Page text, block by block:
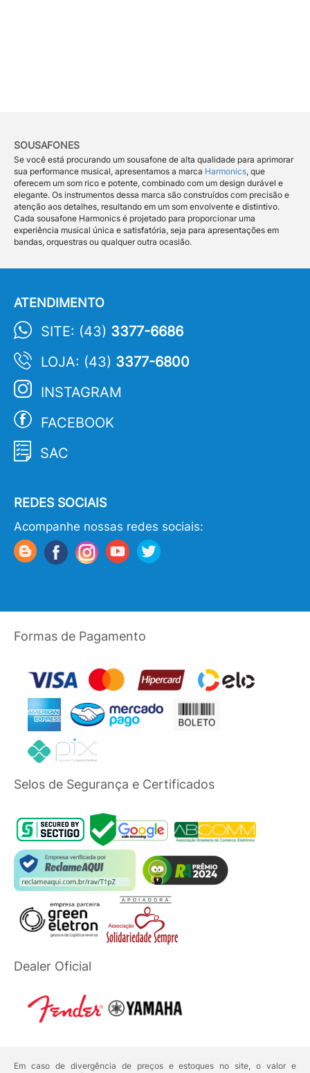
SOUSAFONES
Se você está procurando um sousafone de alta qualidade para aprimorar
sua performance musical, apresentamos a marca Harmonics, que
oferecem um som rico e potente, combinado com um design durável e
elegante. Os instrumentos dessa marca são construídos com precisão e
atenção aos detalhes, resultando em um som envolvente e distintivo.
Cada sousafone Harmonics é projetado para proporcionar uma
experiência musical única e satisfatória, seja para apresentações em
bandas, orquestras ou qualquer outra ocasião.
ATENDIMENTO
SITE: (43) 3377-6686
LOJA: (43) 3377-6800
INSTAGRAM
FACEBOOK
SAC
REDES SOCIAIS
Acompanhe nossas redes sociais:
Formas de Pagamento
Selos de Segurança e Certificados
Dealer Oficial
Em caso de divergência de preços e estoques no site, o valor e